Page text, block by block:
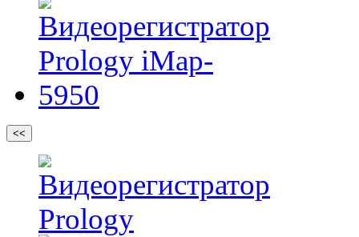
<<